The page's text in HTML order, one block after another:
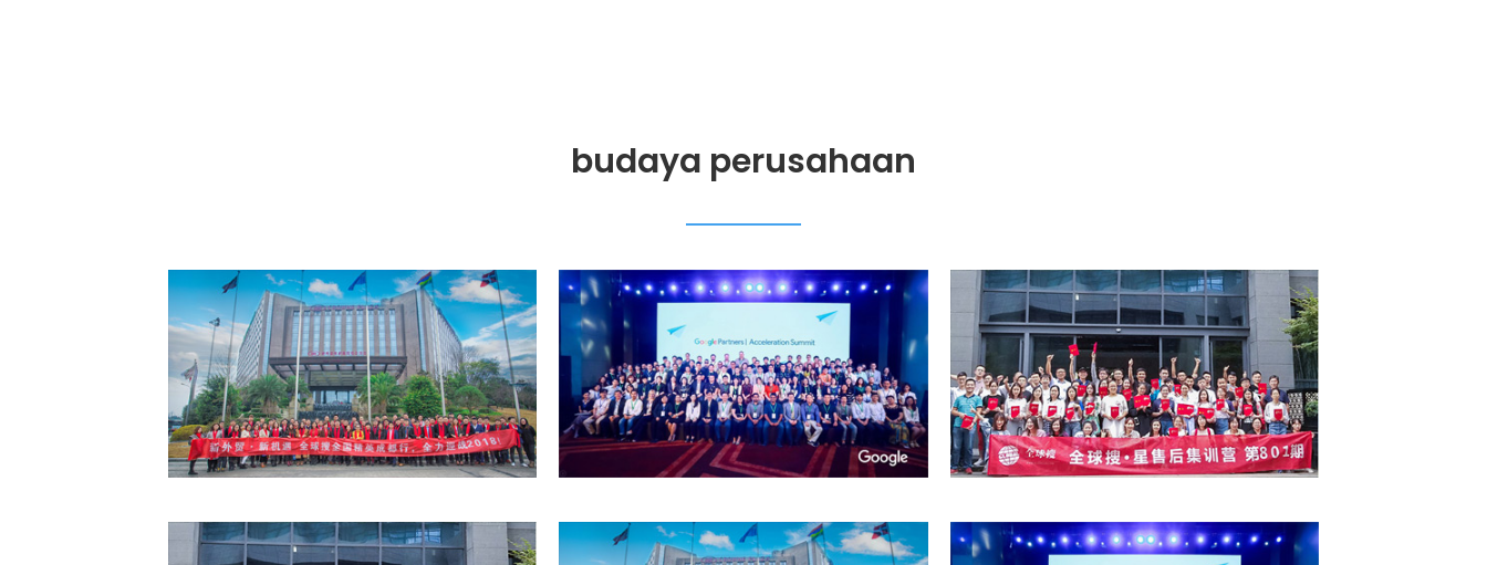
budaya perusahaan